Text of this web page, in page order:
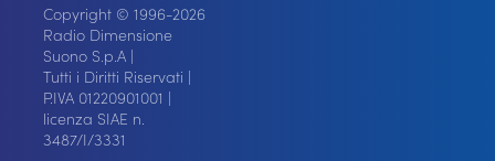
Copyright © 1996-2026
Radio Dimensione
Suono S.p.A |
Tutti i Diritti Riservati |
P.IVA 01220901001 |
licenza SIAE n.
3487/I/3331